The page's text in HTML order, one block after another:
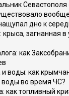
Севастополя
дно к
загнанная
как
и воды: как
воды во время ЧС?
как топливный